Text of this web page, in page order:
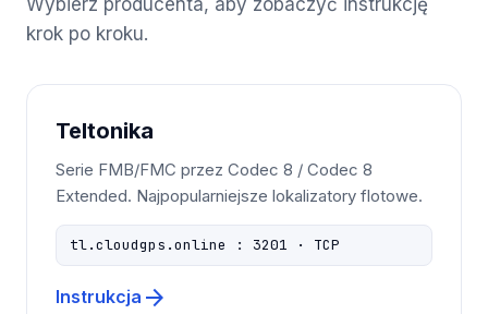
Wybierz producenta, aby zobaczyć instrukcję
krok po kroku.
Teltonika
Serie FMB/FMC przez Codec 8 / Codec 8
Extended. Najpopularniejsze lokalizatory flotowe.
tl.cloudgps.online : 3201 · TCP
Instrukcja arrow_forward